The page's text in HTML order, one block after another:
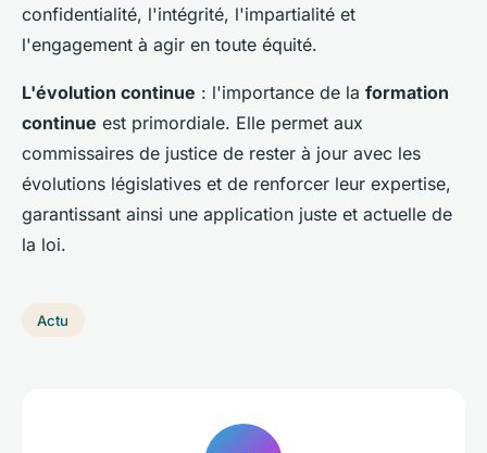
confidentialité, l'intégrité, l'impartialité et
l'engagement à agir en toute équité.
L'évolution continue : l'importance de la formation
continue est primordiale. Elle permet aux
commissaires de justice de rester à jour avec les
évolutions législatives et de renforcer leur expertise,
garantissant ainsi une application juste et actuelle de
la loi.
Actu